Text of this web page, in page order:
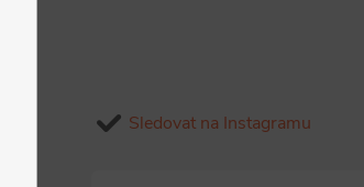
Sledovat na Instagramu